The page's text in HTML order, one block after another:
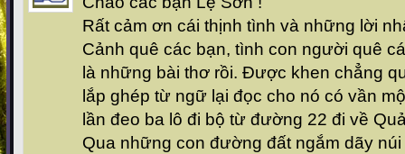
Rất cảm ơn cái thịnh tình và những lời
Cảnh quê các bạn, tình con người quê
là những bài thơ rồi. Được khen chẳng
lắp ghép từ ngữ lại đọc cho nó có vần
lần đeo ba lô đi bộ từ đường 22 đi về
Qua những con đường đất ngắm dãy